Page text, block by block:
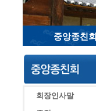
중앙종친회
회장인사말